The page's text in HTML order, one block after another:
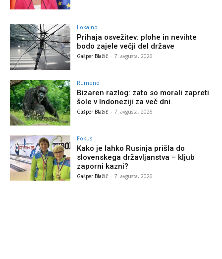
Lokalno
Prihaja osvežitev: plohe in nevihte
bodo zajele večji del države
Gašper Blažič - 7. avgusta, 2026
Rumeno
Bizaren razlog: zato so morali zapreti
šole v Indoneziji za več dni
Gašper Blažič - 7. avgusta, 2026
Fokus
Kako je lahko Rusinja prišla do
slovenskega državljanstva – kljub
zaporni kazni?
Gašper Blažič - 7. avgusta, 2026